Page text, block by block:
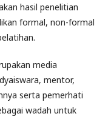
hasil penelitian
formal, non-formal
media
mentor,
serta pemerhati
wadah untuk